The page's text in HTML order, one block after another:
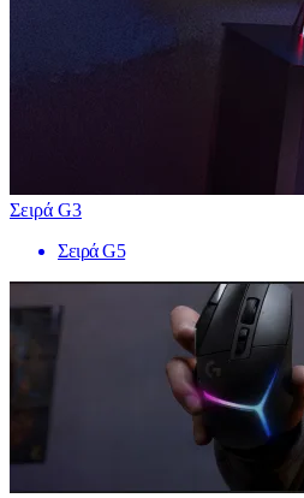
Σειρά G3
Σειρά G5